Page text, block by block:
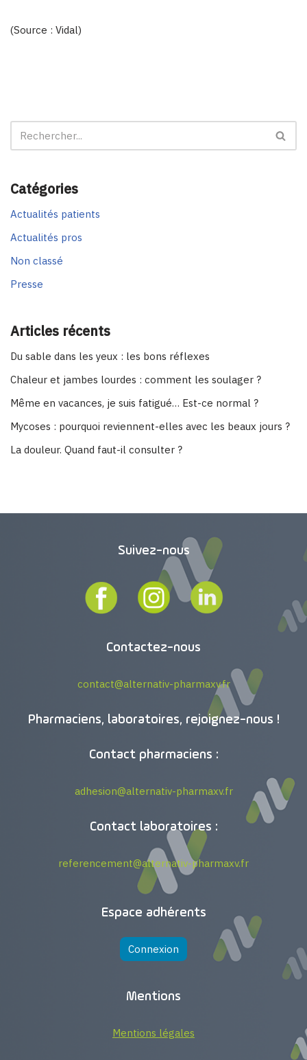
(Source : Vidal)
Catégories
Actualités patients
Actualités pros
Non classé
Presse
Articles récents
Du sable dans les yeux : les bons réflexes
Chaleur et jambes lourdes : comment les soulager ?
Même en vacances, je suis fatigué… Est-ce normal ?
Mycoses : pourquoi reviennent-elles avec les beaux jours ?
La douleur. Quand faut-il consulter ?
Suivez-nous
Contactez-nous
contact@alternativ-pharmaxv.fr
Pharmaciens, laboratoires, rejoignez-nous !
Contact pharmaciens :
adhesion@alternativ-pharmaxv.fr
Contact laboratoires :
referencement@alternativ-pharmaxv.fr
Espace adhérents
Connexion
Mentions
Mentions légales